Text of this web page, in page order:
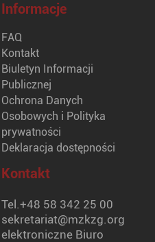
Informacje
FAQ
Kontakt
Biuletyn Informacji
Publicznej
Ochrona Danych
Osobowych i Polityka
prywatności
Deklaracja dostępności
Kontakt
Tel.+48 58 342 25 00
sekretariat@mzkzg.org
elektroniczne Biuro